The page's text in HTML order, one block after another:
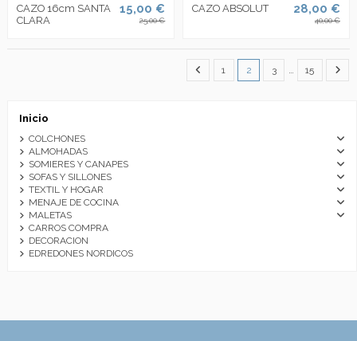
CAZO 16cm SANTA
CLARA
15,00 €
25,00 €
CAZO ABSOLUT 28,00 €
40,00 €
1 2 3 … 15
Inicio
COLCHONES
ALMOHADAS
SOMIERES Y CANAPES
SOFAS Y SILLONES
TEXTIL Y HOGAR
MENAJE DE COCINA
MALETAS
CARROS COMPRA
DECORACION
EDREDONES NORDICOS